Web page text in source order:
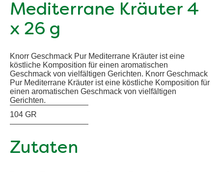
Mediterrane Kräuter 4
x 26 g
Knorr Geschmack Pur Mediterrane Kräuter ist eine
köstliche Komposition für einen aromatischen
Geschmack von vielfältigen Gerichten. Knorr Geschmack
Pur Mediterrane Kräuter ist eine köstliche Komposition für
einen aromatischen Geschmack von vielfältigen
Gerichten.
104 GR
Zutaten